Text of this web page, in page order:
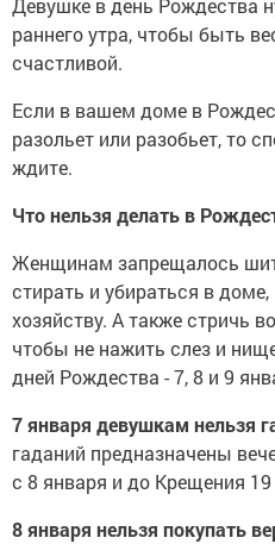
Девушке в день Рождества
раннего утра, чтобы быть
счастливой.
Если в вашем доме в
разольет или разобьет, то
ждите.
Что нельзя делать в
Женщинам запрещалось
стирать и убираться в
хозяйству. А также стричь
чтобы не нажить слез и
дней Рождества - 7, 8 и 9
7 января девушкам нельзя
гаданий предназначены
с 8 января и до Крещения 19
8 января нельзя покупать